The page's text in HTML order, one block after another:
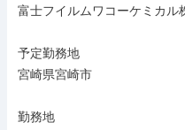
富士フイルムワコーケミカル
予定勤務地
宮崎県宮崎市
勤務地